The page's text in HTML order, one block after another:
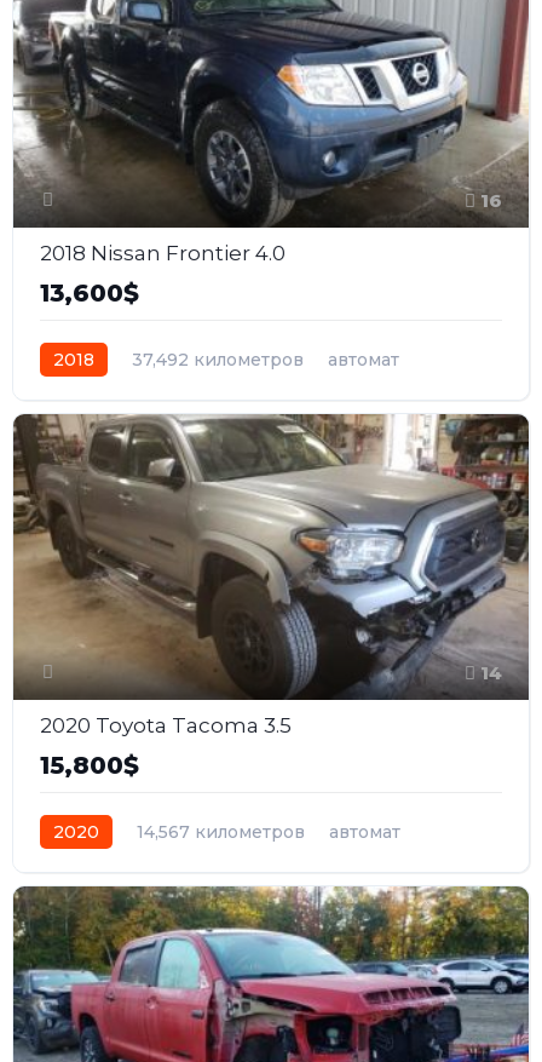
16
2018 Nissan Frontier 4.0
13,600$
2018 37,492 километров
автомат
14
2020 Toyota Tacoma 3.5
15,800$
2020 14,567 километров
автомат